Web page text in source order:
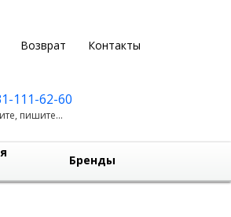
Возврат Контакты
111-62-60
пишите...
Бренды